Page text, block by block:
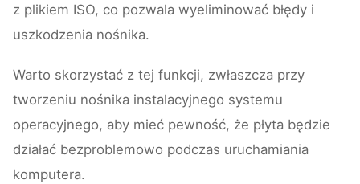
z plikiem ISO, co pozwala wyeliminować błędy i
uszkodzenia nośnika.
Warto skorzystać z tej funkcji, zwłaszcza przy
tworzeniu nośnika instalacyjnego systemu
operacyjnego, aby mieć pewność, że płyta będzie
działać bezproblemowo podczas uruchamiania
komputera.